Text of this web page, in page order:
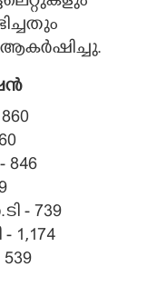
- 739